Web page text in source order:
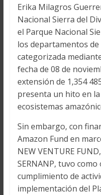
Erika Milagros
Nacional Sierra del
el Parque Nacional
los departamentos
categorizada
fecha de 08 de
extensión de 1,354
presenta un hito en
ecosistemas
Sin embargo, con
Amazon Fund en
NEW VENTURE
SERNANP, tuvo
cumplimiento de
implementación del